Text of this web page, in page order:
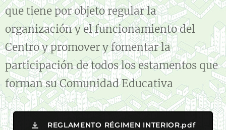
que tiene por objeto regular la
organización y el funcionamiento del
Centro y promover y fomentar la
participación de todos los estamentos que
forman su Comunidad Educativa
REGLAMENTO RÉGIMEN INTERIOR.pdf